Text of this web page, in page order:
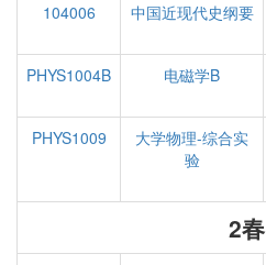
104006
中国近现代史纲要
PHYS1004B
电磁学B
PHYS1009
大学物理-综合实
验
2春